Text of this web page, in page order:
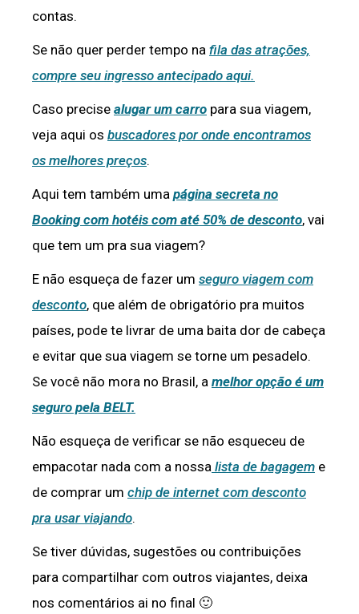
contas.
Se não quer perder tempo na fila das atrações,
compre seu ingresso antecipado aqui.
Caso precise alugar um carro para sua viagem,
veja aqui os buscadores por onde encontramos
os melhores preços.
Aqui tem também uma página secreta no
Booking com hotéis com até 50% de desconto, vai
que tem um pra sua viagem?
E não esqueça de fazer um seguro viagem com
desconto, que além de obrigatório pra muitos
países, pode te livrar de uma baita dor de cabeça
e evitar que sua viagem se torne um pesadelo.
Se você não mora no Brasil, a melhor opção é um
seguro pela BELT.
Não esqueça de verificar se não esqueceu de
empacotar nada com a nossa lista de bagagem e
de comprar um chip de internet com desconto
pra usar viajando.
Se tiver dúvidas, sugestões ou contribuições
para compartilhar com outros viajantes, deixa
nos comentários ai no final 🙂